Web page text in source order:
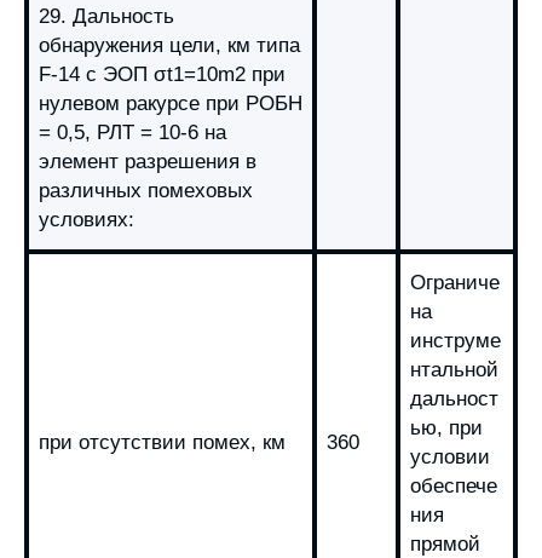
29. Дальность
обнаружения цели, км типа
F-14 с ЭОП σt1=10m2 при
нулевом ракурсе при РОБН
= 0,5, РЛТ = 10-6 на
элемент разрешения в
различных помеховых
условиях:
при отсутствии помех, км 360
Ограниче
на
инструме
нтальной
дальност
ью, при
условии
обеспече
ния
прямой